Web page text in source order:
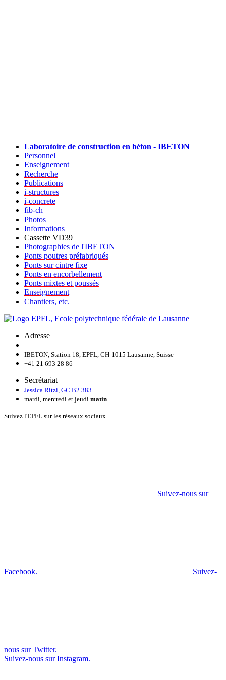
Laboratoire de construction en béton - IBETON
Personnel
Enseignement
Recherche
Publications
i-structures
i-concrete
fib-ch
Photos
Informations
Cassette VD39
Photographies de l'IBETON
Ponts poutres préfabriqués
Ponts sur cintre fixe
Ponts en encorbellement
Ponts mixtes et poussés
Enseignement
Chantiers, etc.
Adresse
IBETON, Station 18, EPFL, CH-1015 Lausanne, Suisse
+41 21 693 28 86
Secrétariat
Jessica Ritzi GC B2 383
mardi, mercredi et jeudi matin
Suivez l'EPFL sur les réseaux sociaux
Suivez-nous sur
Facebook. Suivez-
nous sur Twitter.
Suivez-nous sur Instagram.